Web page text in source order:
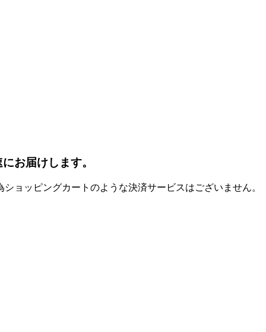
お届けします。
ョッピングカートのような決済サービスはございません。